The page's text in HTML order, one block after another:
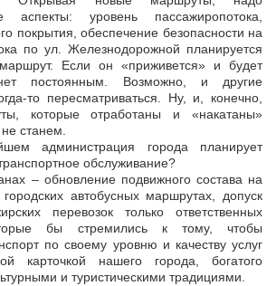
аспекты: уровень пассажиропотока,
покрытия, обеспечение безопасности на
по ул. Железнодорожной планируется
Если он «приживется» и будет
постоянным. Возможно, и другие
то пересматриваться. Ну, и, конечно,
которые отработаны и «накатаны»
станем.
администрация города планирует
обслуживание?
– обновление подвижного состава на
автобусных маршрутах, допуск
перевозок только ответственных
бы стремились к тому, чтобы
по своему уровню и качеству услуг
карточкой нашего города, богатого
и туристическими традициями.